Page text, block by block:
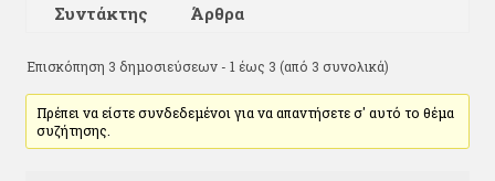
Συντάκτης
Άρθρα
Επισκόπηση 3 δημοσιεύσεων - 1 έως 3 (από 3 συνολικά)
Πρέπει να είστε συνδεδεμένοι για να απαντήσετε σ' αυτό το θέμα
συζήτησης.